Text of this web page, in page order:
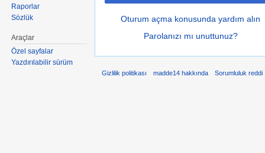
Oturum açma konusunda yardım alın
Parolanızı mı unuttunuz?
Raporlar
Sözlük
Araçlar
Özel sayfalar
Yazdırılabilir sürüm
Gizlilik politikası madde14 hakkında Sorumluluk reddi